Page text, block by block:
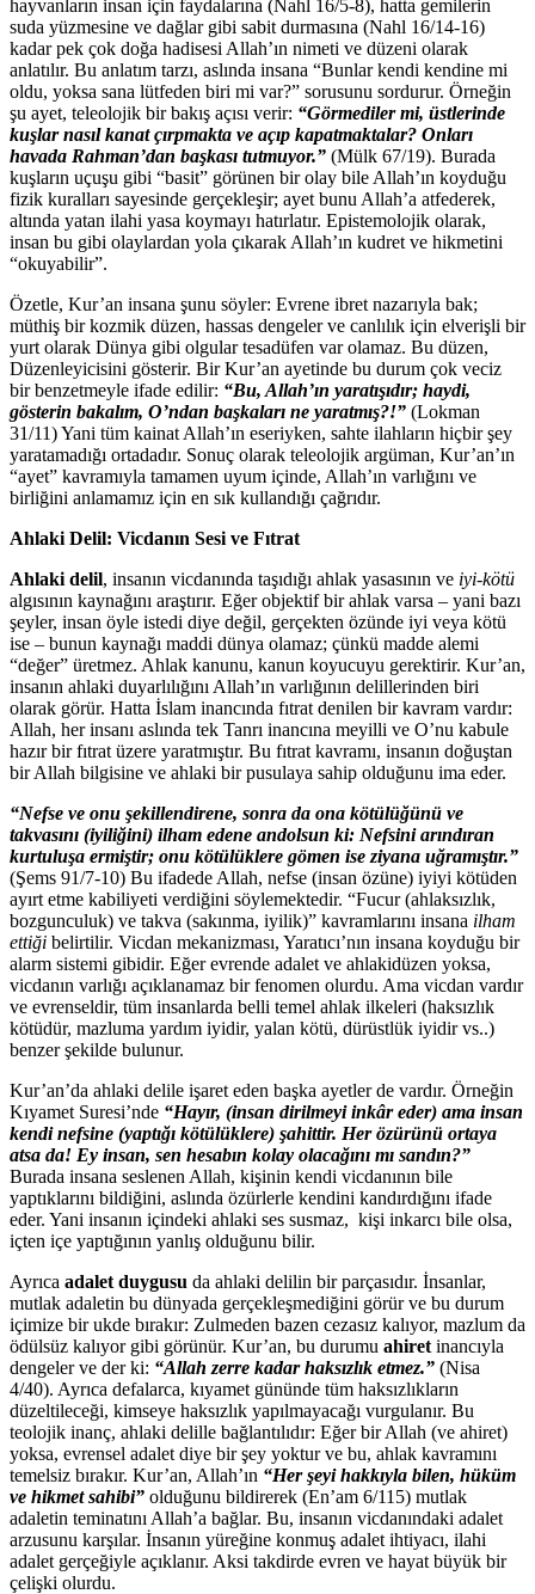
hayvanların insan için faydalarına (Nahl 16/5-8), hatta gemilerin
suda yüzmesine ve dağlar gibi sabit durmasına (Nahl 16/14-16)
kadar pek çok doğa hadisesi Allah’ın nimeti ve düzeni olarak
anlatılır. Bu anlatım tarzı, aslında insana “Bunlar kendi kendine mi
oldu, yoksa sana lütfeden biri mi var?” sorusunu sordurur. Örneğin
şu ayet, teleolojik bir bakış açısı verir: “Görmediler mi, üstlerinde
kuşlar nasıl kanat çırpmakta ve açıp kapatmaktalar? Onları
havada Rahman’dan başkası tutmuyor.” (Mülk 67/19). Burada
kuşların uçuşu gibi “basit” görünen bir olay bile Allah’ın koyduğu
fizik kuralları sayesinde gerçekleşir; ayet bunu Allah’a atfederek,
altında yatan ilahi yasa koymayı hatırlatır. Epistemolojik olarak,
insan bu gibi olaylardan yola çıkarak Allah’ın kudret ve hikmetini
“okuyabilir”.
Özetle, Kur’an insana şunu söyler: Evrene ibret nazarıyla bak;
müthiş bir kozmik düzen, hassas dengeler ve canlılık için elverişli bir
yurt olarak Dünya gibi olgular tesadüfen var olamaz. Bu düzen,
Düzenleyicisini gösterir. Bir Kur’an ayetinde bu durum çok veciz
bir benzetmeyle ifade edilir: “Bu, Allah’ın yaratışıdır; haydi,
gösterin bakalım, O’ndan başkaları ne yaratmış?!” (Lokman
31/11) Yani tüm kainat Allah’ın eseriyken, sahte ilahların hiçbir şey
yaratamadığı ortadadır. Sonuç olarak teleolojik argüman, Kur’an’ın
“ayet” kavramıyla tamamen uyum içinde, Allah’ın varlığını ve
birliğini anlamamız için en sık kullandığı çağrıdır.
Ahlaki Delil: Vicdanın Sesi ve Fıtrat
Ahlaki delil, insanın vicdanında taşıdığı ahlak yasasının ve iyi-kötü
algısının kaynağını araştırır. Eğer objektif bir ahlak varsa – yani bazı
şeyler, insan öyle istedi diye değil, gerçekten özünde iyi veya kötü
ise – bunun kaynağı maddi dünya olamaz; çünkü madde alemi
“değer” üretmez. Ahlak kanunu, kanun koyucuyu gerektirir. Kur’an,
insanın ahlaki duyarlılığını Allah’ın varlığının delillerinden biri
olarak görür. Hatta İslam inancında fıtrat denilen bir kavram vardır:
Allah, her insanı aslında tek Tanrı inancına meyilli ve O’nu kabule
hazır bir fıtrat üzere yaratmıştır. Bu fıtrat kavramı, insanın doğuştan
bir Allah bilgisine ve ahlaki bir pusulaya sahip olduğunu ima eder.
“Nefse ve onu şekillendirene, sonra da ona kötülüğünü ve
takvasını (iyiliğini) ilham edene andolsun ki: Nefsini arındıran
kurtuluşa ermiştir; onu kötülüklere gömen ise ziyana uğramıştır.”
(Şems 91/7-10) Bu ifadede Allah, nefse (insan özüne) iyiyi kötüden
ayırt etme kabiliyeti verdiğini söylemektedir. “Fucur (ahlaksızlık,
bozgunculuk) ve takva (sakınma, iyilik)” kavramlarını insana ilham
ettiği belirtilir. Vicdan mekanizması, Yaratıcı’nın insana koyduğu bir
alarm sistemi gibidir. Eğer evrende adalet ve ahlakidüzen yoksa,
vicdanın varlığı açıklanamaz bir fenomen olurdu. Ama vicdan vardır
ve evrenseldir, tüm insanlarda belli temel ahlak ilkeleri (haksızlık
kötüdür, mazluma yardım iyidir, yalan kötü, dürüstlük iyidir vs..)
benzer şekilde bulunur.
Kur’an’da ahlaki delile işaret eden başka ayetler de vardır. Örneğin
Kıyamet Suresi’nde “Hayır, (insan dirilmeyi inkâr eder) ama insan
kendi nefsine (yaptığı kötülüklere) şahittir. Her özürünü ortaya
atsa da! Ey insan, sen hesabın kolay olacağını mı sandın?”
Burada insana seslenen Allah, kişinin kendi vicdanının bile
yaptıklarını bildiğini, aslında özürlerle kendini kandırdığını ifade
eder. Yani insanın içindeki ahlaki ses susmaz, kişi inkarcı bile olsa,
içten içe yaptığının yanlış olduğunu bilir.
Ayrıca adalet duygusu da ahlaki delilin bir parçasıdır. İnsanlar,
mutlak adaletin bu dünyada gerçekleşmediğini görür ve bu durum
içimize bir ukde bırakır: Zulmeden bazen cezasız kalıyor, mazlum da
ödülsüz kalıyor gibi görünür. Kur’an, bu durumu ahiret inancıyla
dengeler ve der ki: “Allah zerre kadar haksızlık etmez.” (Nisa
4/40). Ayrıca defalarca, kıyamet gününde tüm haksızlıkların
düzeltileceği, kimseye haksızlık yapılmayacağı vurgulanır. Bu
teolojik inanç, ahlaki delille bağlantılıdır: Eğer bir Allah (ve ahiret)
yoksa, evrensel adalet diye bir şey yoktur ve bu, ahlak kavramını
temelsiz bırakır. Kur’an, Allah’ın “Her şeyi hakkıyla bilen, hüküm
ve hikmet sahibi” olduğunu bildirerek (En’am 6/115) mutlak
adaletin teminatını Allah’a bağlar. Bu, insanın vicdanındaki adalet
arzusunu karşılar. İnsanın yüreğine konmuş adalet ihtiyacı, ilahi
adalet gerçeğiyle açıklanır. Aksi takdirde evren ve hayat büyük bir
çelişki olurdu.